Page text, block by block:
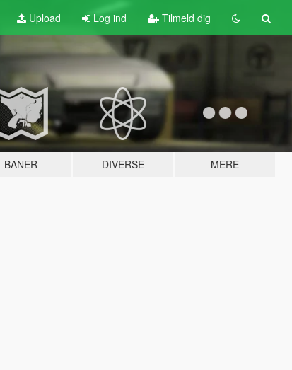
Upload Log ind Tilmeld dig
BANER DIVERSE MERE